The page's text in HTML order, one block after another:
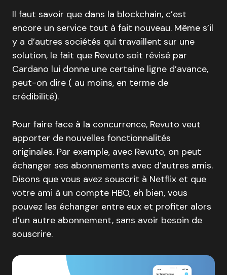
Il faut savoir que dans la blockchain, c’est
encore un service tout à fait nouveau. Même s’il
y a d’autres sociétés qui travaillent sur une
solution, le fait que Revuto soit révisé par
Cardano lui donne une certaine ligne d’avance,
peut-on dire ( au moins, en terme de
crédibilité).
Pour faire face à la concurrence, Revuto veut
apporter de nouvelles fonctionnalités
originales. Par exemple, avec Revuto, on peut
échanger ses abonnements avec d’autres amis.
Disons que vous avez souscrit à Netflix et que
votre ami à un compte HBO, eh bien, vous
pouvez les échanger entre eux et profiter alors
d’un autre abonnement, sans avoir besoin de
souscrire.